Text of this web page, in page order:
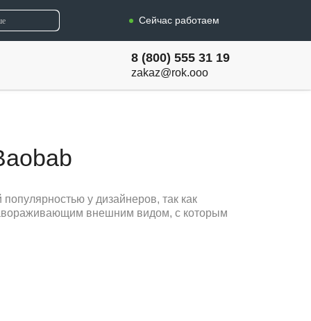
Сейчас работаем
8 (800) 555 31 19
zakaz@rok.ooo
у дизайнеров, так как
внешним видом, с которым